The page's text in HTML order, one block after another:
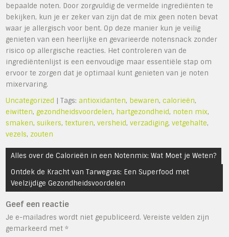
bepaalde noten. Door zorgvuldig de vermelde ingrediënten te
bekijken, kun je er zeker van zijn dat de mix geen noten bevat
waar je allergisch voor bent. Op deze manier kun je veilig
genieten van een heerlijke en gevarieerde notensnack zonder
risico op allergische reacties. Het controleren van de
ingrediëntenlijst is een eenvoudige maar essentiële stap om
ervoor te zorgen dat je optimaal kunt genieten van je noten
mixervaring.
Uncategorized | Tags: antioxidanten, bewaren,calorieën,
eiwitten,gezondheidsvoordelen, hartgezondheid, noten mix,
smaken,suikers,texturen,versheid,verzadiging,vetgehalte,
vezels, zouten
Bericht
navigatie
Alles over de Calorieën in een Notenmix: Wat Moet je Weten?
Ontdek de Kracht van Tarwegras: Een Superfood met
Veelzijdige Gezondheidsvoordelen
Geef een reactie
Je e-mailadres wordt niet gepubliceerd. Vereiste velden zijn
gemarkeerd met*